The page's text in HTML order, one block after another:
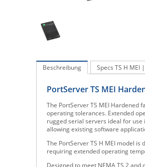
Beschreibung Specs TS H MEI
PortServer TS MEI
The PortServer TS MEI
operating tolerances. Extended
rugged serial servers ideal for
allowing existing software
The PortServer TS H MEI model
requiring extended operating
Designed to meet NEMA TS 2